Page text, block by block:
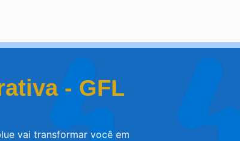
- GFL
vai transformar você em